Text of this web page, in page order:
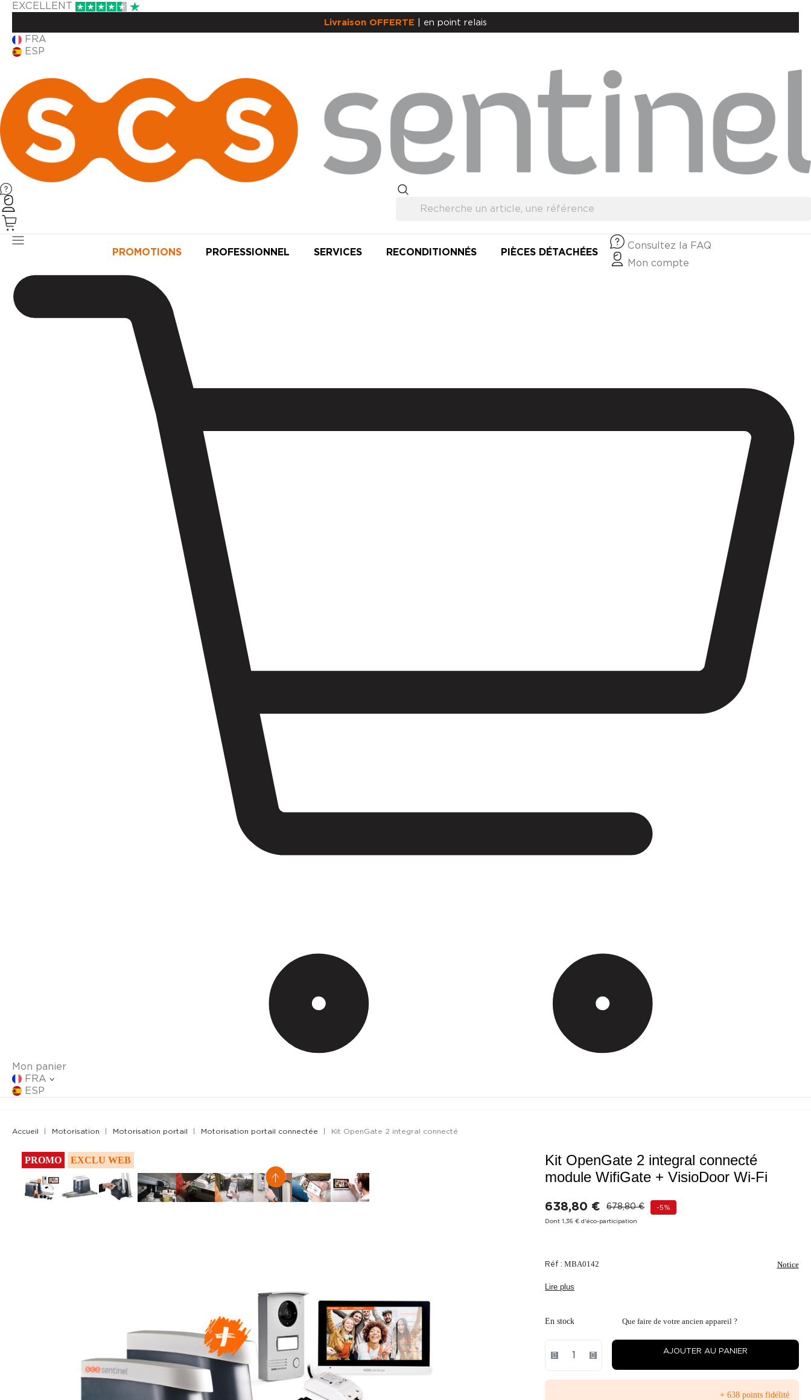
EXCELLENT
Livraison OFFERTE | en point relais
FRA
ESP
PROMOTIONS PROFESSIONNEL SERVICES RECONDITIONNÉS PIÈCES DÉTACHÉES
Consultez la FAQ
Mon compte
Mon panier
FRA
ESP
Accueil Motorisation Motorisation portail Motorisation portail connectée Kit OpenGate 2 integral connecté
PROMO EXCLU WEB
Kit OpenGate 2 integral connecté
module WifiGate + VisioDoor Wi-Fi
638,80 € 678,80 € -5%
Dont 1,36 € d'éco-participation
Réf : MBA0142 Notice
Lire plus
En stock Que faire de votre ancien appareil ?
AJOUTER AU PANIER
+ 638 points fidélité